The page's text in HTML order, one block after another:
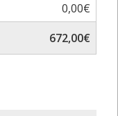
0,00€
672,00€